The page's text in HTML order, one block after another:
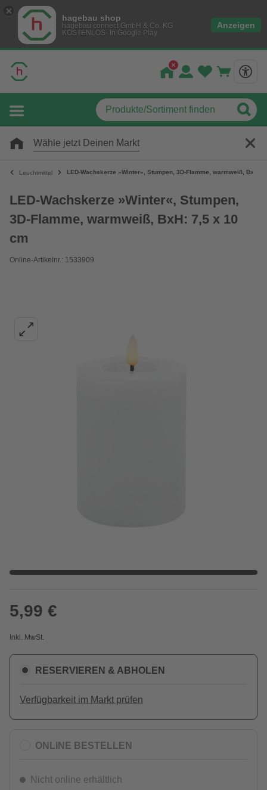
hagebau shop
hagebau connect GmbH & Co. KG
KOSTENLOS- In Google Play
Anzeigen
Wähle jetzt Deinen Markt
Leuchtmittel LED-Wachskerze »Winter«, Stumpen, 3D-Flamme, warmweiß, BxH:
LED-Wachskerze »Winter«, Stumpen,
3D-Flamme, warmweiß, BxH: 7,5 x 10
cm
Online-Artikelnr.: 1533909
5,99 €
Inkl. MwSt.
RESERVIEREN & ABHOLEN
Verfügbarkeit im Markt prüfen
ONLINE BESTELLEN
Nicht online erhältlich